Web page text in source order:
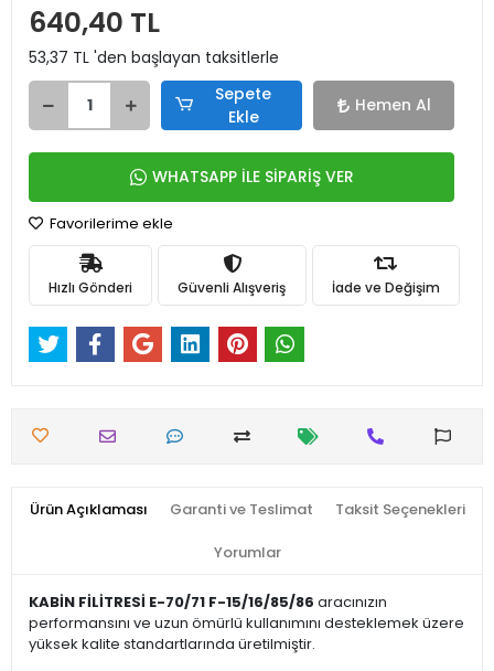
640,40 TL
53,37 TL 'den başlayan taksitlerle
Sepete
Ekle
Hemen Al
WHATSAPP İLE SİPARİŞ VER
Favorilerime ekle
Hızlı Gönderi Güvenli Alışveriş İade ve Değişim
Ürün Açıklaması Garanti ve Teslimat Taksit Seçenekleri
Yorumlar
KABİN FİLİTRESİ E-70/71 F-15/16/85/86 aracınızın
performansını ve uzun ömürlü kullanımını desteklemek üzere
yüksek kalite standartlarında üretilmiştir.